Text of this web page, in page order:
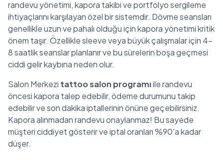
randevu yönetimi, kapora takibi ve portfolyo sergileme
ihtiyaçlarını karşılayan özel bir sistemdir. Dövme seansları
genellikle uzun ve pahalı olduğu için kapora yönetimi kritik
önem taşır. Özellikle sleeve veya büyük çalışmalar için 4-
8 saatlik seanslar planlanır ve bu sürelerin boşa geçmesi
ciddi gelir kaybına neden olur.
Salon Merkezi tattoo salon programıile randevu
öncesi kapora talep edebilir, ödeme durumunu takip
edebilir ve son dakika iptallerinin önüne geçebilirsiniz.
Kapora alınmadan randevu onaylanmaz! Bu sayede
müşteri ciddiyet gösterir ve iptal oranları %90'a kadar
düşer.